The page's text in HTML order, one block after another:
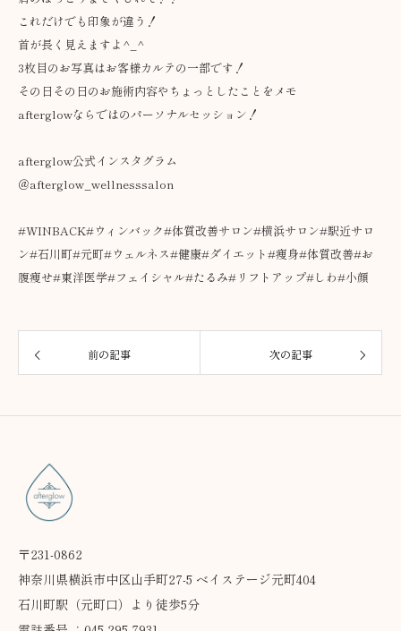
これだけでも印象が違う！
首が長く見えますよ^_^
3枚目のお写真はお客様カルテの一部です！
その日その日のお施術内容やちょっとしたことをメモ
afterglowならではのパーソナルセッション！
afterglow公式インスタグラム
＠afterglow_wellnesssalon
#WINBACK#ウィンバック#体質改善サロン#横浜サロン#駅近サロ
ン#石川町#元町#ウェルネス#健康#ダイエット#痩身#体質改善#お
腹痩せ#東洋医学#フェイシャル#たるみ#リフトアップ#しわ#小顔
前の記事 次の記事
〒231-0862
神奈川県横浜市中区山手町27-5 ベイステージ元町404
石川町駅（元町口）より徒歩5分